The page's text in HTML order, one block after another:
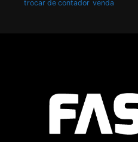
trocar de contador venda